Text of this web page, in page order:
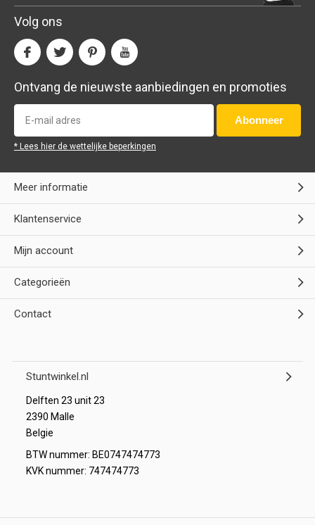
Volg ons
Ontvang de nieuwste aanbiedingen en promoties
Abonneer
* Lees hier de wettelijke beperkingen
Meer informatie
Klantenservice
Mijn account
Categorieën
Contact
Stuntwinkel.nl
Delften 23 unit 23
2390 Malle
Belgie
BTW nummer: BE0747474773
KVK nummer: 747474773